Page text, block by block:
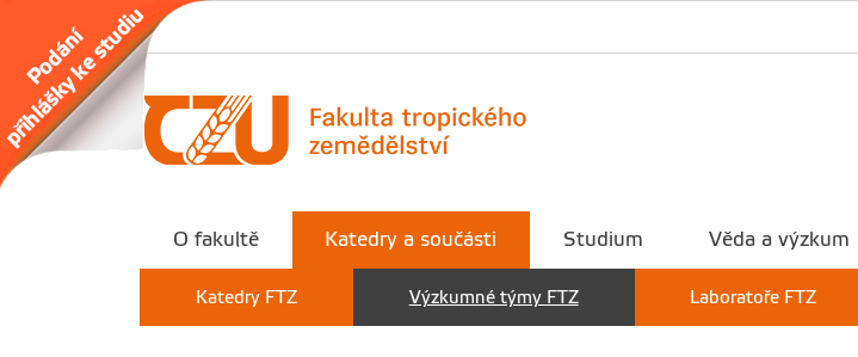
O fakultě Katedry a součásti
Katedry FTZ Výzkumné týmy FTZ Laboratoře FTZ
Studium Věda a výzkum